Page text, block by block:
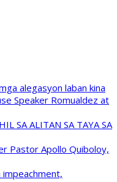
alegasyon laban kina
Speaker Romualdez at
SA ALITAN SA TAYA SA
Pastor Apollo Quiboloy,